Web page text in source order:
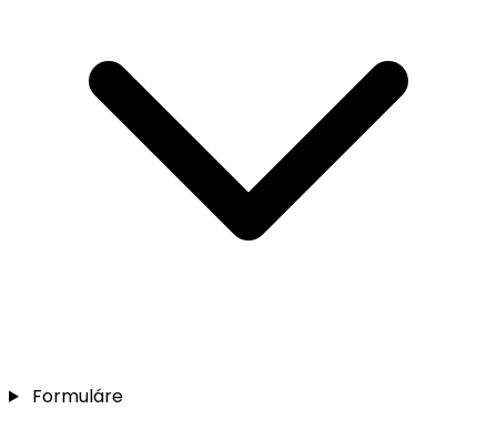
Formuláre